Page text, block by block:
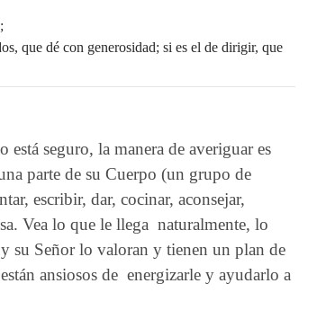
que dé con generosidad; si es el de dirigir, que
seguro, la manera de averiguar es
parte de su Cuerpo (un grupo de
escribir, dar, cocinar, aconsejar,
Vea lo que le llega naturalmente, lo
su Señor lo valoran y tienen un plan de
ansiosos de energizarle y ayudarlo a